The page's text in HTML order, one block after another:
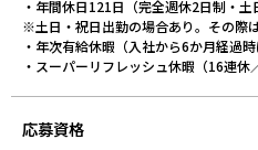
・年間休日121日（完全週休2日制・土
※土日・祝日出勤の場合あり。その際
・年次有給休暇（入社から6か月経過時
・スーパーリフレッシュ休暇（16連休
応募資格